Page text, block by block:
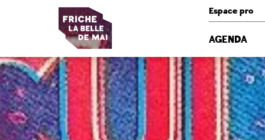
Espace pro
AGENDA
Panneau de gestion des cookies